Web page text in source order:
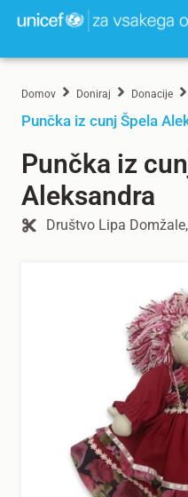
Domov Doniraj Donacije
Punčka iz cunj Špela
Punčka iz
Aleksandra
Društvo Lipa